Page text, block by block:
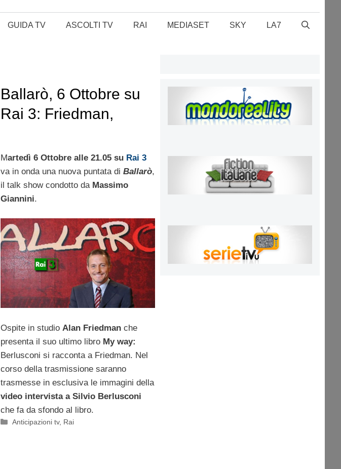
GUIDA TV ASCOLTI TV RAI MEDIASET SKY LA7
Ballarò, 6 Ottobre su
Rai 3: Friedman,
Fornero, Pisapia
Martedì 6 Ottobre alle 21.05 su Rai 3
va in onda una nuova puntata di Ballarò,
il talk show condotto da Massimo
Giannini.
Ospite in studio Alan Friedmanche
presenta il suo ultimo libro My way:
Berlusconi si racconta a Friedman. Nel
corso della trasmissione saranno
trasmesse in esclusiva le immagini della
video intervista a Silvio Berlusconi
che fa da sfondo al libro.
Categorie
Anticipazioni tv, Rai